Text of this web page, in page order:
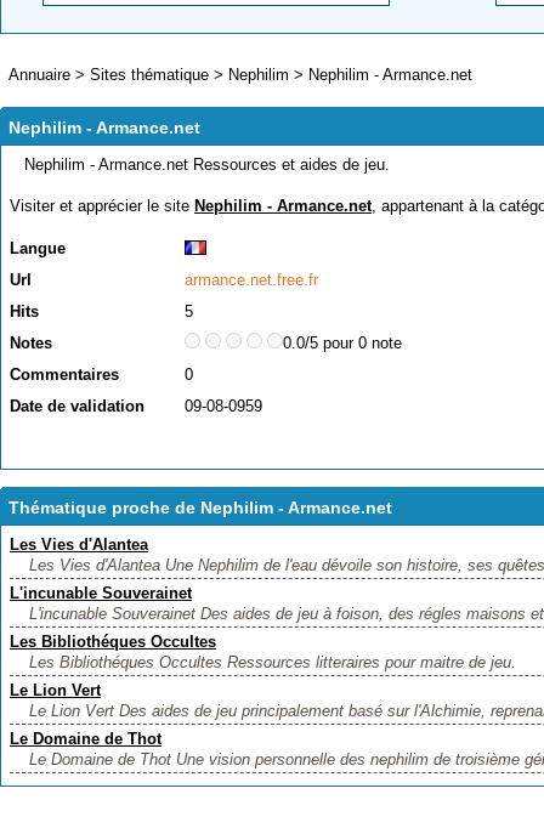
Annuaire > Sites thématique > Nephilim > Nephilim - Armance.net
Nephilim - Armance.net
Nephilim - Armance.net Ressources et aides de jeu.
Visiter et apprécier le site Nephilim - Armance.net, appartenant à la
Langue
Url
armance.net.free.fr
Hits
5
Notes
0.0/5 pour 0 note
Commentaires
0
Date de validation
09-08-0959
Thématique proche de Nephilim - Armance.net
Les Vies d'Alantea
Les Vies d'Alantea Une Nephilim de l'eau dévoile son histoire, ses
L'incunable Souverainet
L'incunable Souverainet Des aides de jeu à foison, des régles maisons
Les Bibliothéques Occultes
Les Bibliothéques Occultes Ressources litteraires pour maitre de jeu.
Le Lion Vert
Le Lion Vert Des aides de jeu principalement basé sur l'Alchimie,
Le Domaine de Thot
Le Domaine de Thot Une vision personnelle des nephilim de troisième